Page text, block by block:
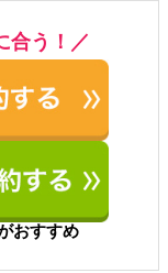
合う！／
おすすめ